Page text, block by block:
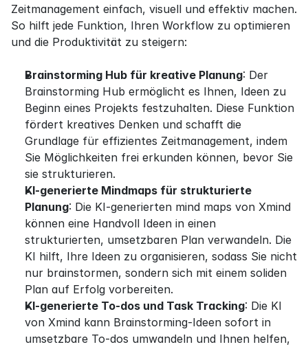
Zeitmanagement einfach, visuell und effektiv machen.
So hilft jede Funktion, Ihren Workflow zu optimieren
und die Produktivität zu steigern:
Brainstorming Hub für kreative Planung: Der
Brainstorming Hub ermöglicht es Ihnen, Ideen zu
Beginn eines Projekts festzuhalten. Diese Funktion
fördert kreatives Denken und schafft die
Grundlage für effizientes Zeitmanagement, indem
Sie Möglichkeiten frei erkunden können, bevor Sie
sie strukturieren.
KI-generierte Mindmaps für strukturierte
Planung: Die KI-generierten mind maps von Xmind
können eine Handvoll Ideen in einen
strukturierten, umsetzbaren Plan verwandeln. Die
KI hilft, Ihre Ideen zu organisieren, sodass Sie nicht
nur brainstormen, sondern sich mit einem soliden
Plan auf Erfolg vorbereiten.
KI-generierte To-dos und Task Tracking: Die KI
von Xmind kann Brainstorming-Ideen sofort in
umsetzbare To-dos umwandeln und Ihnen helfen,